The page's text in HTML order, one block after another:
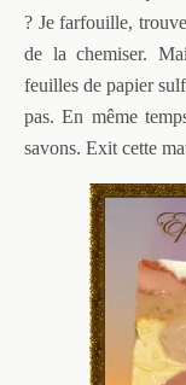
? Je farfouille,
de la chemiser.
feuilles de papier
pas. En même
savons. Exit cette